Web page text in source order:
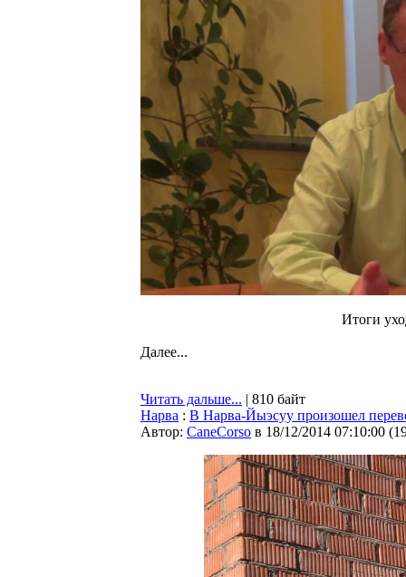
Итоги
Далее...
Читать дальше... | 810 байт
Нарва : В Нарва-Йыэсуу произошел
Автор: CaneCorso в 18/12/2014 07:10:00 (